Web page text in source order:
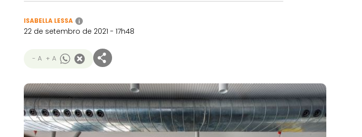
ISABELLA LESSA i
22 de setembro de 2021 - 17h48
- A + A